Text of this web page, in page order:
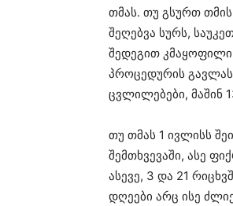
თმას. თუ გსურთ თმის
შეღებვა სურს,
შედეგით კმაყოფილი
პროცედურის
ცვლილებები, მაშინ
თუ თმას 1 ივლისს
შემთხვევაში, ასე
ასევე, 3 და 21
დღეები არც ისე